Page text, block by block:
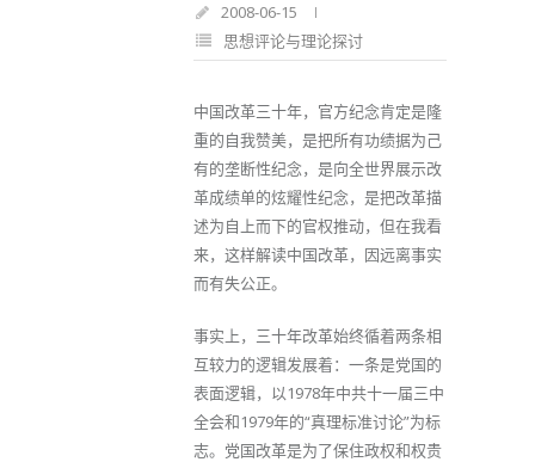
2008-06-15
思想评论与理论探讨
中国改革三十年，官方纪念肯定是隆
重的自我赞美，是把所有功绩据为己
有的垄断性纪念，是向全世界展示改
革成绩单的炫耀性纪念，是把改革描
述为自上而下的官权推动，但在我看
来，这样解读中国改革，因远离事实
而有失公正。
事实上，三十年改革始终循着两条相
互较力的逻辑发展着：一条是党国的
表面逻辑，以1978年中共十一届三中
全会和1979年的“真理标准讨论”为标
志。党国改革是为了保住政权和权贵